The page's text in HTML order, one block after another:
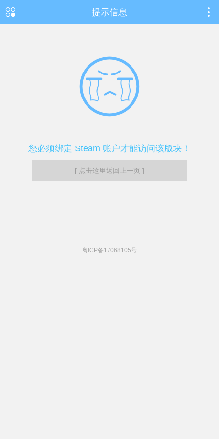
提示信息
您必须绑定 Steam 账户才能访问该版块！
[ 点击这里返回上一页 ]
粤ICP备17068105号